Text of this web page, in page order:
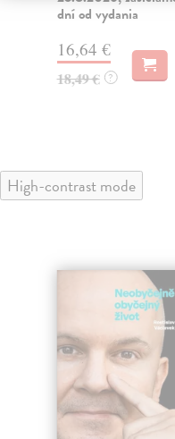
dní od vydania
16,64 €
18,49 € ?
High-contrast mode